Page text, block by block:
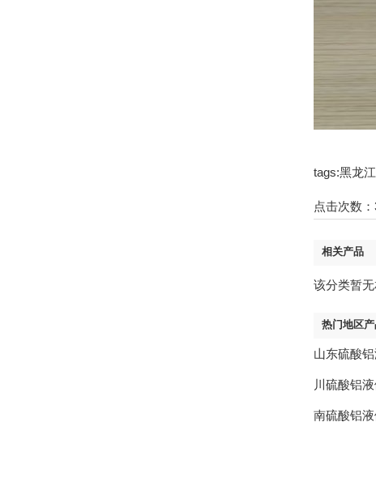
tags:黑龙
点击次数：
相关产品
该分类暂无
热门地区
山东硫酸
川硫酸铝
南硫酸铝